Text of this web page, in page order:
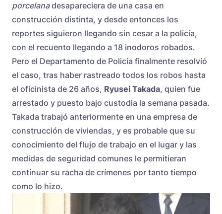
porcelanadesapareciera de una casa en
construcción distinta, y desde entonces los
reportes siguieron llegando sin cesar a la policía,
con el recuento llegando a 18 inodoros robados.
Pero el Departamento de Policía finalmente resolvió
el caso, tras haber rastreado todos los robos hasta
el oficinista de 26 años, Ryusei Takada, quien fue
arrestado y puesto bajo custodia la semana pasada.
Takada trabajó anteriormente en una empresa de
construcción de viviendas, y es probable que su
conocimiento del flujo de trabajo en el lugar y las
medidas de seguridad comunes le permitieran
continuar su racha de crímenes por tanto tiempo
como lo hizo.